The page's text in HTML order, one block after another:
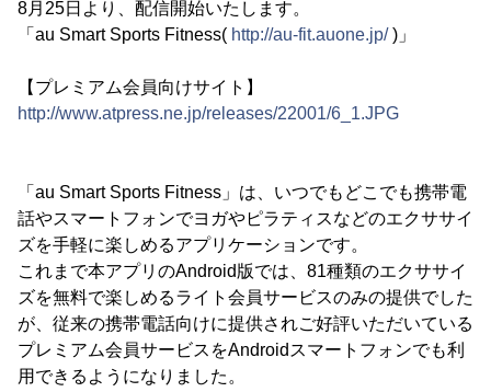
8月25日より、配信開始いたします。
「au Smart Sports Fitness( http://au-fit.auone.jp/)」
【プレミアム会員向けサイト】
http://www.atpress.ne.jp/releases/22001/6_1.JPG
「au Smart Sports Fitness」は、いつでもどこでも携帯電
話やスマートフォンでヨガやピラティスなどのエクササイ
ズを手軽に楽しめるアプリケーションです。
これまで本アプリのAndroid版では、81種類のエクササイ
ズを無料で楽しめるライト会員サービスのみの提供でした
が、従来の携帯電話向けに提供されご好評いただいている
プレミアム会員サービスをAndroidスマートフォンでも利
用できるようになりました。